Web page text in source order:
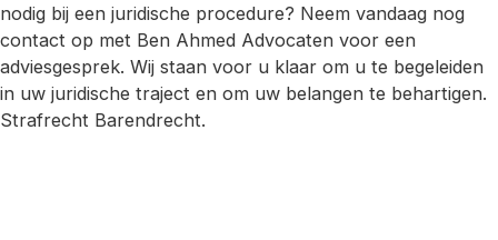
nodig bij een juridische procedure? Neem vandaag nog
contact op met Ben Ahmed Advocaten voor een
adviesgesprek. Wij staan voor u klaar om u te begeleiden
in uw juridische traject en om uw belangen te behartigen.
Strafrecht Barendrecht.